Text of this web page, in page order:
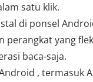
satu klik.
di ponsel
perangkat yang
baca-saja.
, termasuk